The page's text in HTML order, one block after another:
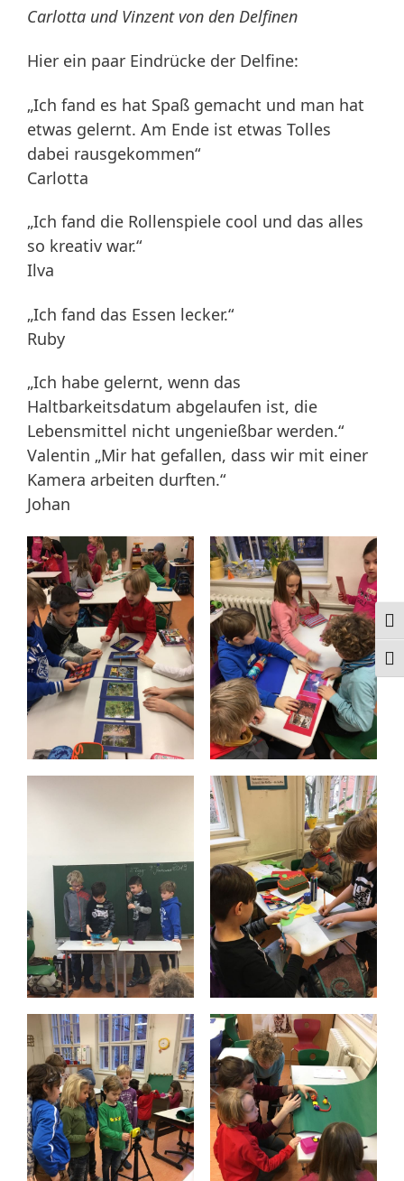
Carlotta und Vinzent von den Delfinen
Hier ein paar Eindrücke der Delfine:
„Ich fand es hat Spaß gemacht und man hat
etwas gelernt. Am Ende ist etwas Tolles
dabei rausgekommen“
Carlotta
„Ich fand die Rollenspiele cool und das alles
so kreativ war.“
Ilva
„Ich fand das Essen lecker.“
Ruby
„Ich habe gelernt, wenn das
Haltbarkeitsdatum abgelaufen ist, die
Lebensmittel nicht ungenießbar werden.“
Valentin „Mir hat gefallen, dass wir mit einer
Kamera arbeiten durften.“
Johan